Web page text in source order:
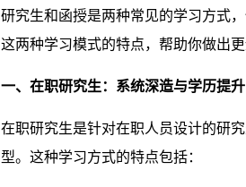
研究生和函授是两种常见的学习方式
这两种学习模式的特点，帮助你做出更
一、在职研究生：系统深造与学历提升
在职研究生是针对在职人员设计的研
型。这种学习方式的特点包括：